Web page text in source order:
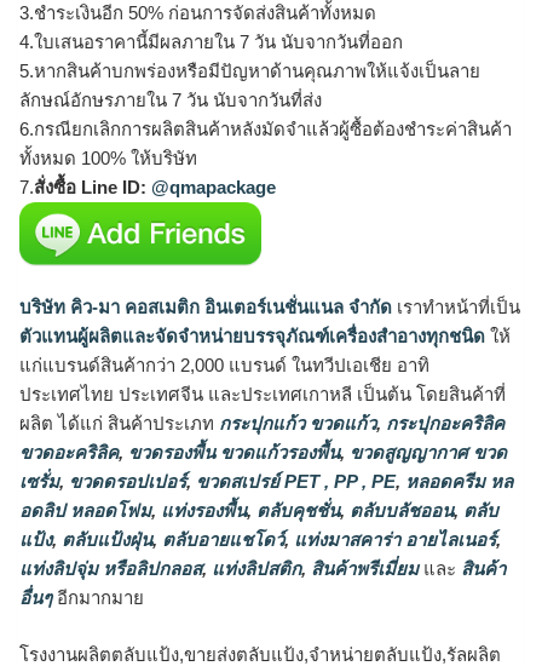
3.ชำระเงินอีก 50% ก่อนการจัดส่งสินค้าทั้งหมด
4.ใบเสนอราคานี้มีผลภายใน 7 วัน นับจากวันที่ออก
5.หากสินค้าบกพร่องหรือมีปัญหาด้านคุณภาพให้แจ้งเป็นลาย
ลักษณ์อักษรภายใน 7 วัน นับจากวันที่ส่ง
6.กรณียกเลิกการผลิตสินค้าหลังมัดจำแล้วผู้ซื้อต้องชำระค่าสินค้า
ทั้งหมด 100% ให้บริษัท
7.สั่งซื้อ Line ID: @qmapackage
บริษัท คิว-มา คอสเมติก อินเตอร์เนชั่นแนล จำกัด เราทำหน้าที่เป็น
ตัวแทนผู้ผลิตและจัดจำหน่ายบรรจุภัณฑ์เครื่องสำอางทุกชนิด ให้
แก่แบรนด์สินค้ากว่า 2,000 แบรนด์ ในทวีปเอเชีย อาทิ
ประเทศไทย ประเทศจีน และประเทศเกาหลี เป็นต้น โดยสินค้าที่
ผลิต ได้แก่ สินค้าประเภท กระปุกแก้ว ขวดแก้ว, กระปุกอะคริลิค
ขวดอะคริลิค, ขวดรองพื้น ขวดแก้วรองพื้น, ขวดสูญญากาศ ขวด
เซรั่ม, ขวดดรอปเปอร์, ขวดสเปรย์ PET , PP , PE, หลอดครีม หล
อดลิป หลอดโฟม, แท่งรองพื้น, ตลับคุชชั่น, ตลับบลัชออน, ตลับ
แป้ง, ตลับแป้งฝุ่น, ตลับอายแชโดว์, แท่งมาสคาร่า อายไลเนอร์,
แท่งลิปจุ่ม หรือลิปกลอส, แท่งลิปสติก, สินค้าพรีเมี่ยมและ สินค้า
อื่นๆอีกมากมาย
โรงงานผลิตตลับแป้ง,ขายส่งตลับแป้ง,จำหน่ายตลับแป้ง,รัลผลิต